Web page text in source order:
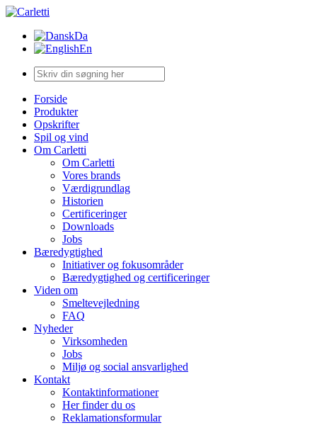
Da
En
Forside
Produkter
Opskrifter
Spil og vind
Om Carletti
Om Carletti
Vores brands
Værdigrundlag
Historien
Certificeringer
Downloads
Jobs
Bæredygtighed
Initiativer og fokusområder
Bæredygtighed og certificeringer
Viden om
Smeltevejledning
FAQ
Nyheder
Virksomheden
Jobs
Miljø og social ansvarlighed
Kontakt
Kontaktinformationer
Her finder du os
Reklamationsformular